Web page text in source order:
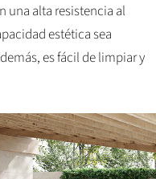
una alta resistencia al
estética sea
es fácil de limpiar y